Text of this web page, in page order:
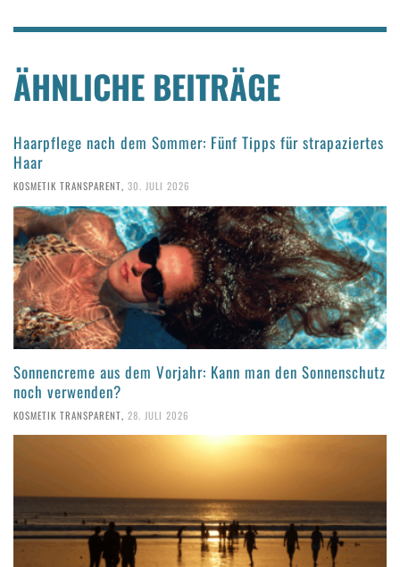
ÄHNLICHE BEITRÄGE
Haarpflege nach dem Sommer: Fünf Tipps für strapaziertes
Haar
KOSMETIK TRANSPARENT, 30. JULI 2026
Sonnencreme aus dem Vorjahr: Kann man den Sonnenschutz
noch verwenden?
KOSMETIK TRANSPARENT, 28. JULI 2026